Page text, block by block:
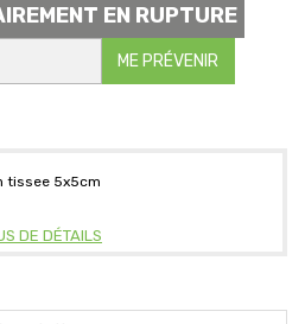
EN RUPTURE
ME PRÉVENIR
tissee 5x5cm
DE DÉTAILS